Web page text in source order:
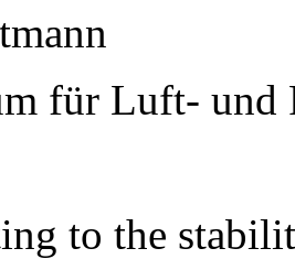
für Luft- und
to the